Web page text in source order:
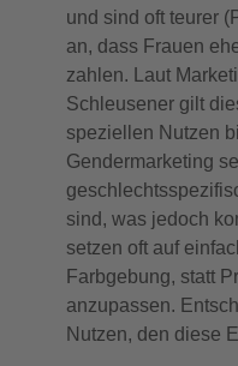
und sind oft teurer
an, dass Frauen
zahlen. Laut
Schleusener gilt
speziellen Nutzen
Gendermarketing
sind, was jedoch
setzen oft auf
Farbgebung, statt
anzupassen.
Nutzen, den diese